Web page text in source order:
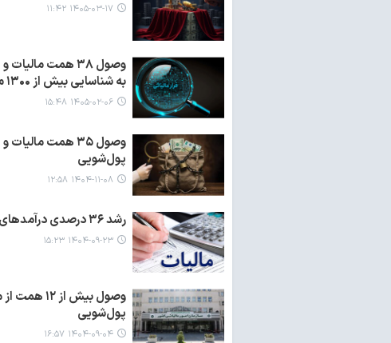
۱۴۰۵-۰۳-۱۷ ۱۱:۴۲
به شناسایی بیش از ۱۳۰۰ مودی جدید و گسترش چتر عدالت مالیاتی شد
۱۴۰۵-۰۲-۰۶ ۱۵:۴۸
پول‌شویی
۱۴۰۴-۱۱-۰۸ ۱۲:۵۸
رشد ۳۶ درصدی درآمدهای مالیاتی استان/طرح حذف فاکتور کاغذی از ابتدای دی‌ماه ۱۴۰۴
۱۴۰۴-۰۹-۲۳ ۱۵:۲۳
پول‌شویی
۱۴۰۴-۰۹-۰۴ ۱۶:۵۷